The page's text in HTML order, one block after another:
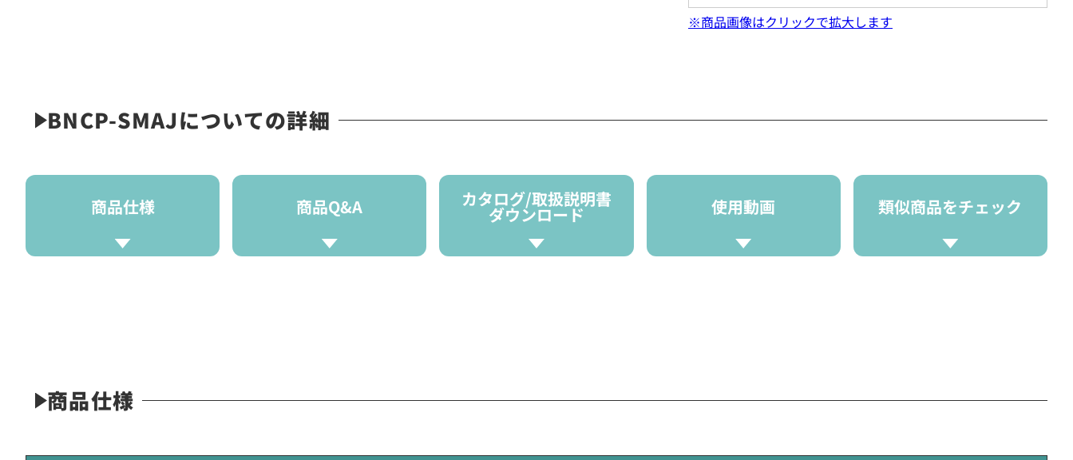
※商品画像はクリックで拡大します
BNCP-SMAJについての詳細
商品仕様 商品Q&A カタログ/取扱説明書
ダウンロード 使用動画 類似商品をチェック
商品仕様